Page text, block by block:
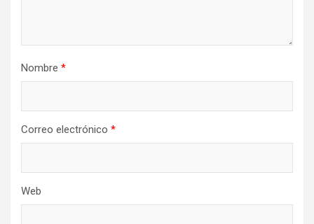
Nombre *
Correo electrónico *
Web